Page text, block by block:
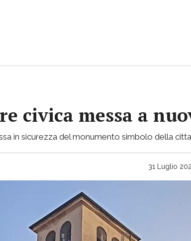
civica messa a
in sicurezza del monumento simbolo della
31 Luglio